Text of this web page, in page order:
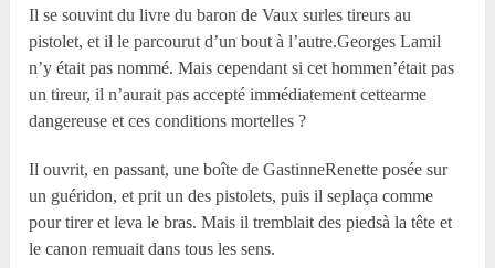
Il se souvint du livre du baron de Vaux surles tireurs au
pistolet, et il le parcourut d’un bout à l’autre.Georges Lamil
n’y était pas nommé. Mais cependant si cet hommen’était pas
un tireur, il n’aurait pas accepté immédiatement cettearme
dangereuse et ces conditions mortelles ?
Il ouvrit, en passant, une boîte de GastinneRenette posée sur
un guéridon, et prit un des pistolets, puis il seplaça comme
pour tirer et leva le bras. Mais il tremblait des piedsà la tête et
le canon remuait dans tous les sens.